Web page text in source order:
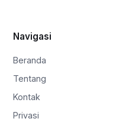
Navigasi
Beranda
Tentang
Kontak
Privasi